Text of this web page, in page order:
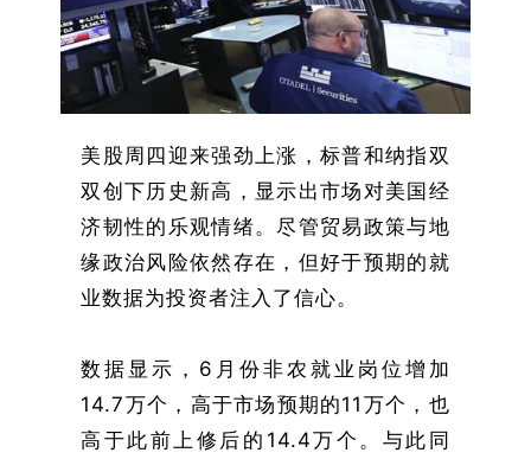
美股周四迎来强劲上涨，标普和纳指双
双创下历史新高，显示出市场对美国经
济韧性的乐观情绪。尽管贸易政策与地
缘政治风险依然存在，但好于预期的就
业数据为投资者注入了信心。
数据显示，6月份非农就业岗位增加
14.7万个，高于市场预期的11万个，也
高于此前上修后的14.4万个。与此同